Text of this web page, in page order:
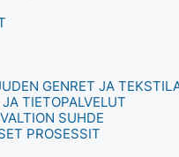
GENRET JA
TIETOPALVELUT
SUHDE
PROSESSIT